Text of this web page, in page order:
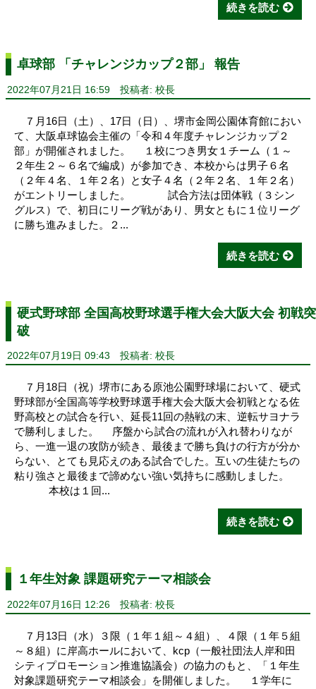
続きを読む
卓球部 「チャレンジカップ２部」 報告
2022年07月21日 16:59 投稿者: 校長
７月16日（土）、17日（日）、堺市金岡公園体育館におい
て、大阪卓球協会主催の「令和４年度チャレンジカップ２
部」が開催されました。 １校につき男女１チーム（１～
２年生２～６名で編成）が参加でき、本校からは男子６名
（２年４名、１年２名）と女子４名（２年２名、１年２名）
がエントリーしました。 試合方法は団体戦（３シン
グルス）で、初日にリーグ戦があり、男女ともに１位リーグ
に勝ち進みました。２...
続きを読む
硬式野球部 全国高校野球選手権大会大阪大会 初戦突
破
2022年07月19日 09:43 投稿者: 校長
７月18日（祝）堺市にある原池公園野球場において、硬式
野球部が全国高等学校野球選手権大会大阪大会初戦となる佐
野高校との試合を行い、延長11回の熱戦の末、逆転サヨナラ
で勝利しました。 序盤から試合の流れが入れ替わりなが
ら、一進一退の攻防が続き、最後まで勝ち負けの行方が分か
らない、とても見応えのある試合でした。互いの生徒たちの
粘り強さと最後まで諦めない強い気持ちに感動しました。
本校は１回...
続きを読む
１年生対象 課題研究テーマ相談会
2022年07月16日 12:26 投稿者: 校長
７月13日（水）３限（１年１組～４組）、４限（１年５組
～８組）に岸高ホールにおいて、kcp（一般社団法人岸和田
シティプロモーション推進協議会）の協力のもと、「１年生
対象課題研究テーマ相談会」を開催しました。 １学年に